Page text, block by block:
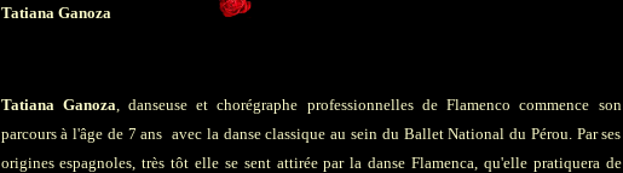
Tatiana Ganoza
Tatiana Ganoza, danseuse et chorégraphe professionnelles de Flamenco commence son
parcours à l'âge de 7 ans avec la danse classique au sein du Ballet National du Pérou. Par ses
origines espagnoles, très tôt elle se sent attirée par la danse Flamenca, qu'elle pratiquera de